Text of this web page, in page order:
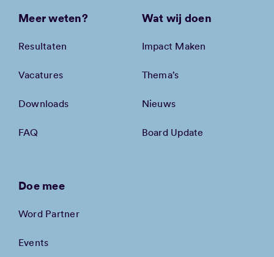
Meer weten?
Resultaten
Vacatures
Downloads
FAQ
Wat wij doen
Impact Maken
Thema’s
Nieuws
Board Update
Doe mee
Word Partner
Events